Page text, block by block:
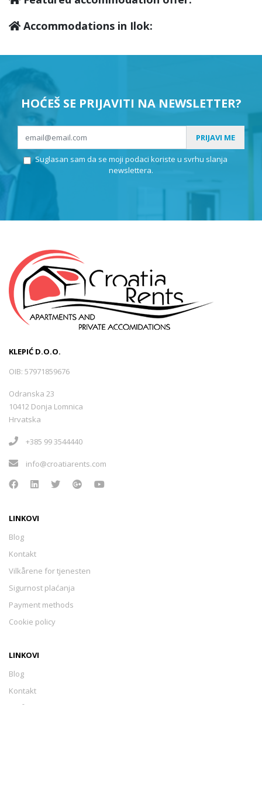
Accommodations in Ilok:
HOĆEŠ SE PRIJAVITI NA NEWSLETTER?
PRIJAVI ME
Suglasan sam da se moji podaci koriste u svrhu slanja
newslettera.
KLEPIĆ D.O.O.
OIB: 57971859676
Odranska 23
10412 Donja Lomnica
Hrvatska
+385 99 3544440
info@croatiarents.com
LINKOVI
Blog
Kontakt
Vilkårene for tjenesten
Sigurnost plaćanja
Payment methods
Cookie policy
LINKOVI
Blog
Kontakt
Vilkårene for tjenesten